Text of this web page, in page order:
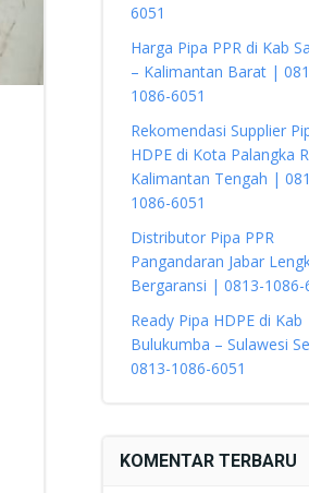
6051
Harga Pipa PPR di Kab
– Kalimantan Barat |
1086-6051
Rekomendasi Supplier
HDPE di Kota Palangka
Kalimantan Tengah |
1086-6051
Distributor Pipa PPR
Pangandaran Jabar
Bergaransi | 0813-1086-
Ready Pipa HDPE di Kab
Bulukumba – Sulawesi
0813-1086-6051
KOMENTAR TERBARU